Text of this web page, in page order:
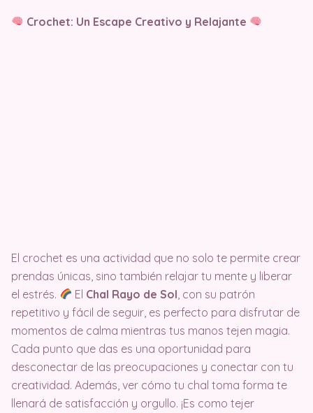
Crochet: Un Escape Creativo y Relajante
El crochet es una actividad que no solo te permite crear
prendas únicas, sino también relajar tu mente y liberar
el estrés.
El Chal Rayo de Sol , con su patrón
repetitivo y fácil de seguir, es perfecto para disfrutar de
momentos de calma mientras tus manos tejen magia.
Cada punto que das es una oportunidad para
desconectar de las preocupaciones y conectar con tu
creatividad. Además, ver cómo tu chal toma forma te
llenará de satisfacción y orgullo. ¡Es como tejer